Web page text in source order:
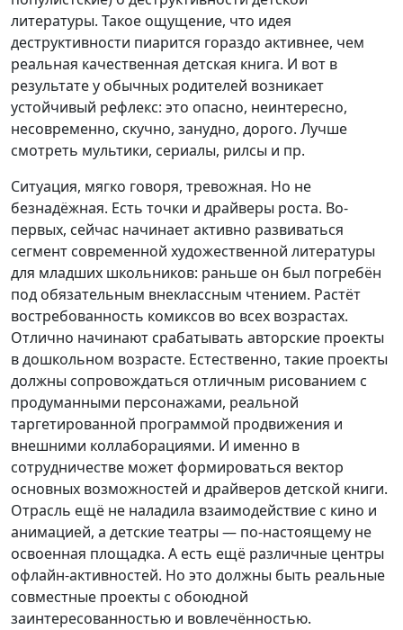
литературы. Такое ощущение, что идея
деструктивности пиарится гораздо активнее, чем
реальная качественная детская книга. И вот в
результате у обычных родителей возникает
устойчивый рефлекс: это опасно, неинтересно,
несовременно, скучно, занудно, дорого. Лучше
смотреть мультики, сериалы, рилсы и пр.
Ситуация, мягко говоря, тревожная. Но не
безнадёжная. Есть точки и драйверы роста. Во-
первых, сейчас начинает активно развиваться
сегмент современной художественной литературы
для младших школьников: раньше он был погребён
под обязательным внеклассным чтением. Растёт
востребованность комиксов во всех возрастах.
Отлично начинают срабатывать авторские проекты
в дошкольном возрасте. Естественно, такие проекты
должны сопровождаться отличным рисованием с
продуманными персонажами, реальной
таргетированной программой продвижения и
внешними коллаборациями. И именно в
сотрудничестве может формироваться вектор
основных возможностей и драйверов детской книги.
Отрасль ещё не наладила взаимодействие с кино и
анимацией, а детские театры — по-настоящему не
освоенная площадка. А есть ещё различные центры
офлайн-активностей. Но это должны быть реальные
совместные проекты с обоюдной
заинтересованностью и вовлечённостью.